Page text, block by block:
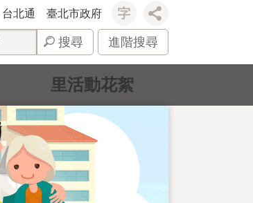
台北通 臺北市政府
搜尋 進階搜尋
里活動花絮